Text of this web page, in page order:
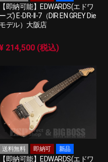
【即納可能】EDWARDS(エドワ
ーズ) E-DR-II-7（DIR EN GREY Die
モデル）大阪店
214,500 (税込)
送料無料 即納可 新品
【即納可能】EDWARDS(エドワ